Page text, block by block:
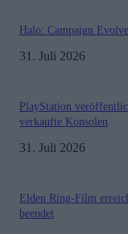
Halo: Campaign
31. Juli 2026
PlayStation
verkaufte Konsolen
31. Juli 2026
Elden Ring-Film
beendet